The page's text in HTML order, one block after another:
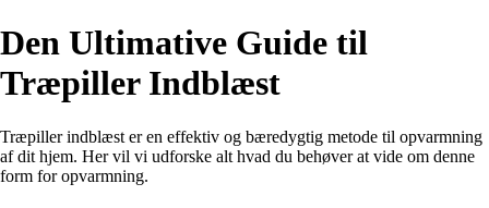
Den Ultimative Guide til
Træpiller Indblæst
Træpiller indblæst er en effektiv og bæredygtig metode til opvarmning
af dit hjem. Her vil vi udforske alt hvad du behøver at vide om denne
form for opvarmning.